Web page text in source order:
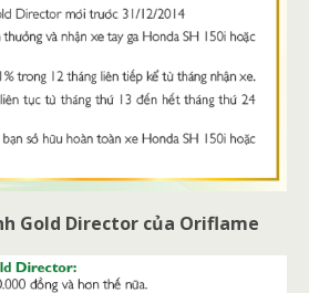
Gold Director của Oriflame